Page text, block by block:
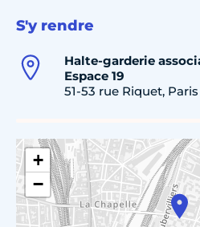
S'y rendre
Halte-garderie
Espace 19
51-53 rue Riquet, Paris
+
−